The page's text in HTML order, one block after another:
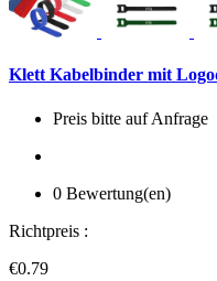
Klett Kabelbinder mit
Preis bitte auf Anfrage
0 Bewertung(en)
Richtpreis :
€0.79